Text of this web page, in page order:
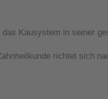
Kausystem in seiner
richtet sich